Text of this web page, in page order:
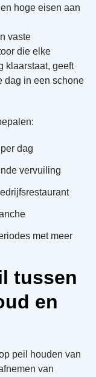
hoge eisen aan
vaste
die elke
klaarstaat, geeft
dag in een schone
dag
vervuiling
met meer
tussen
en
peil houden van
van